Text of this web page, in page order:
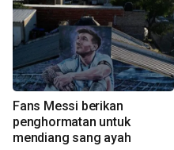
Fans Messi berikan
penghormatan untuk
mendiang sang ayah